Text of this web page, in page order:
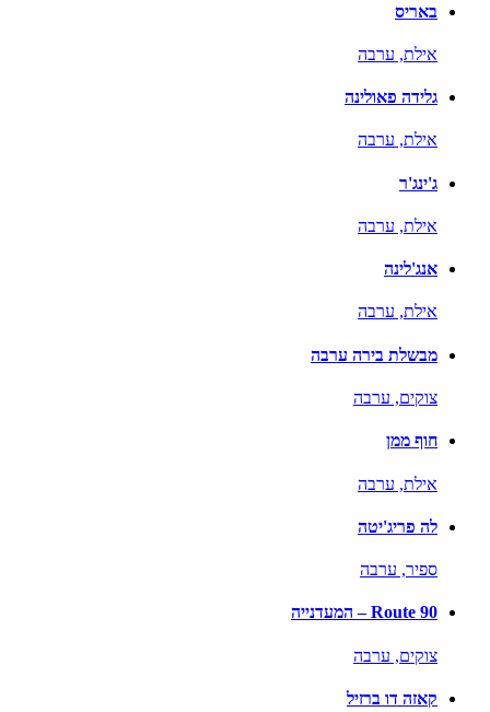
באריס
אילת, ערבה
גלידה פאולינה
אילת, ערבה
ג'ינג'ר
אילת, ערבה
אנג'לינה
אילת, ערבה
מבשלת בירה ערבה
צוקים, ערבה
חוף ממן
אילת, ערבה
לה פריג'יטה
ספיר, ערבה
Route 90 – המעדנייה
צוקים, ערבה
קאזה דו ברזיל